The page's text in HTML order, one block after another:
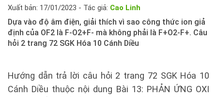
Xuất bản: 17/01/2023 - Tác giả: Cao Linh
Dựa vào độ âm điện, giải thích vì sao công thức ion giả
định của OF2 là F-O2+F- mà không phải là F+O2-F+. Câu
hỏi 2 trang 72 SGK Hóa 10 Cánh Diều
Hướng dẫn trả lời câu hỏi 2 trang 72 SGK Hóa 10
Cánh Diều thuộc nội dung Bài 13: PHẢN ỨNG OXI